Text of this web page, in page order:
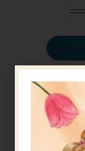
לסל
?